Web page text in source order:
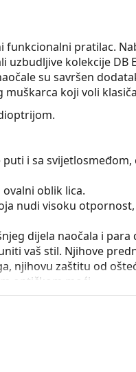
funkcionalni pratilac.
kolekcije DB
su savršen
koji voli
i sa svijetlosmeđom,
oblik lica.
nudi visoku
dijela naočala i para
vaš stil. Njihove
njihovu zaštitu od
optičkom moći.
drškica za više od
lom i duže zadržava
i njena izvedba